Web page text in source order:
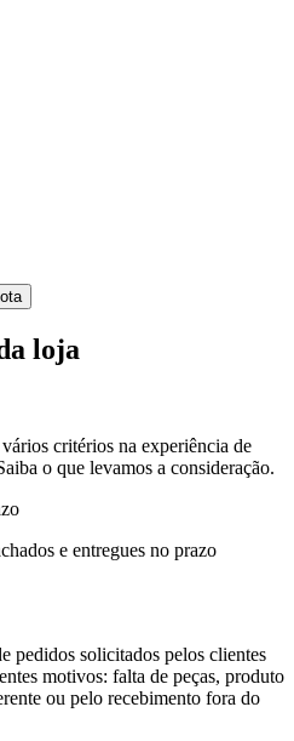
loja
critérios na experiência de
o que levamos a consideração.
e entregues no prazo
pedidos solicitados pelos clientes
motivos: falta de peças, produto
ou pelo recebimento fora do